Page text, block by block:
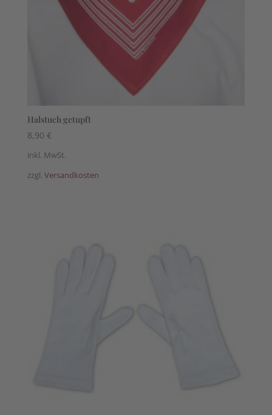
Halstuch getupft
8,90 €
inkl. MwSt.
zzgl. Versandkosten